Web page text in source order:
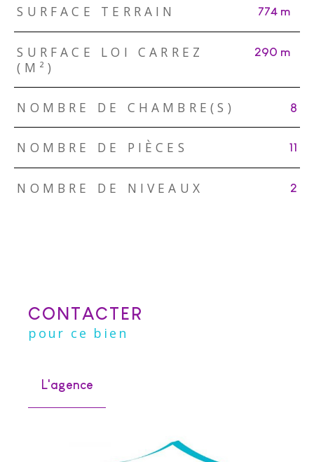
SURFACE TERRAIN 774 m²
SURFACE LOI CARREZ
(M²)
290 m²
NOMBRE DE CHAMBRE(S) 8
NOMBRE DE PIÈCES 11
NOMBRE DE NIVEAUX 2
CONTACTER
pour ce bien
L'agence